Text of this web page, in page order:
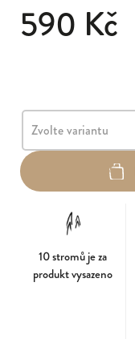
590 Kč
10 stromů je za
produkt vysazeno